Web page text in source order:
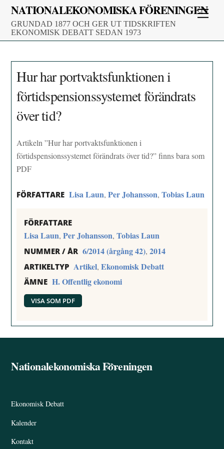
Skip
content
NATIONALEKONOMISKA FÖRENINGEN
GRUNDAD 1877 OCH GER UT TIDSKRIFTEN
EKONOMISK DEBATT SEDAN 1973
Hur har portvaktsfunktionen i
förtidspensionssystemet förändrats
över tid?
Artikeln ”Hur har portvaktsfunktionen i
förtidspensionssystemet förändrats över tid?” finns bara som
PDF
FÖRFATTARE Lisa Laun,Per Johansson,Tobias Laun
FÖRFATTARE
Lisa Laun,Per Johansson,Tobias Laun
NUMMER / ÅR 6/2014 (årgång 42),2014
ARTIKELTYP Artikel,Ekonomisk Debatt
ÄMNE H. Offentlig ekonomi
VISA SOM PDF
Back
Nationalekonomiska Föreningen
Ekonomisk Debatt
Kalender
Kontakt